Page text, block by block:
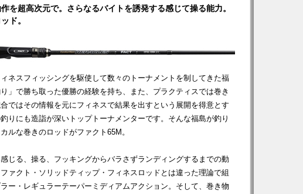
を超高次元で。さらなるバイトを誘発する感じて操る能力。
ド。
ネスフィッシングを駆使して数々のトーナメントを制してきた福
」で勝ち取った優勝の経験を持ち、また、プラクティスでは巻き
ではその情報を元にフィネスで結果を出すという展開を得意とす
りにも造詣が深いトップトーナメンターです。そんな福島が釣り
ルな巻きのロッドがファクト65M。
じる、操る、フッキングからバラさずランディングするまでの動
ァクト・ソリッドティップ・フィネスロッドとは違った理論で組
ー・レギュラーテーパーミディアムアクション。そして、巻き物